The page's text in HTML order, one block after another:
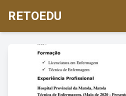
RETOEDU